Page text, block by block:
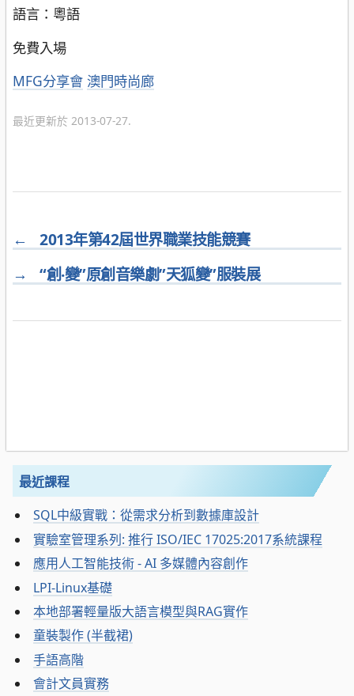
語言：粵語
免費入場
分
MFG分享會 澳門時尚廊
最近更新於 2013-07-27.
←
2013年第42屆世界職業技能競賽
→
“創‧變”原創音樂劇”天狐變”服裝展
最近課程
SQL中級實戰：從需求分析到數據庫設計
實驗室管理系列: 推行 ISO/IEC 17025:2017系統課程
應用人工智能技術 - AI 多媒體內容創作
LPI-Linux基礎
本地部署輕量版大語言模型與RAG實作
童裝製作 (半截裙)
手語高階
會計文員實務